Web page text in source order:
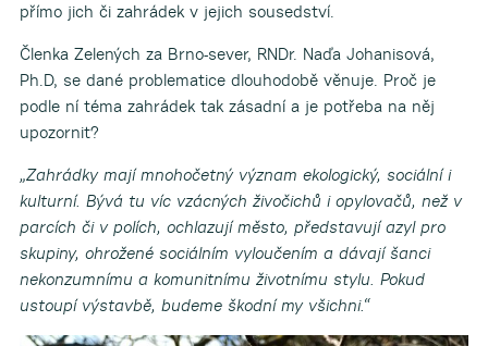
přímo jich či zahrádek v jejich sousedství.
Členka Zelených za Brno-sever, RNDr. Naďa Johanisová,
Ph.D, se dané problematice dlouhodobě věnuje. Proč je
podle ní téma zahrádek tak zásadní a je potřeba na něj
upozornit?
„Zahrádky mají mnohočetný význam ekologický, sociální i
kulturní. Bývá tu víc vzácných živočichů i opylovačů, než v
parcích či v polích, ochlazují město, představují azyl pro
skupiny, ohrožené sociálním vyloučením a dávají šanci
nekonzumnímu a komunitnímu životnímu stylu. Pokud
ustoupí výstavbě, budeme škodní my všichni.“